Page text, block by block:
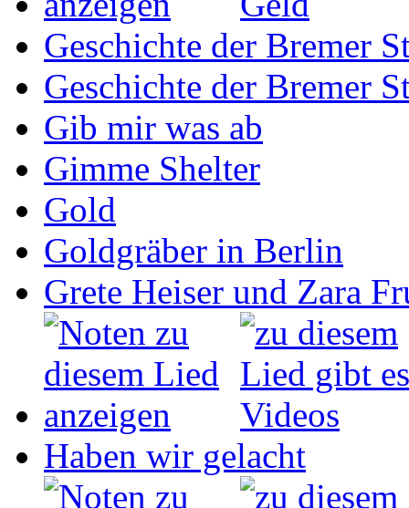
Geschichte der Bremer
Geschichte der Bremer
Gib mir was ab
Gimme Shelter
Gold
Goldgräber in Berlin
Grete Heiser und Zara
Haben wir gelacht